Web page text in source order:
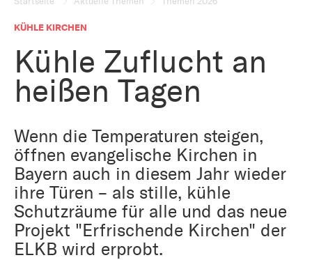
KÜHLE KIRCHEN
Kühle Zuflucht an
heißen Tagen
Wenn die Temperaturen steigen,
öffnen evangelische Kirchen in
Bayern auch in diesem Jahr wieder
ihre Türen – als stille, kühle
Schutzräume für alle und das neue
Projekt "Erfrischende Kirchen" der
ELKB wird erprobt.
Reformprozess PUK
Arbeiten bei der Kirche
Ökumene
Religion in der Schule
Kunst
Aktiv gegen Missbrauch
Bildung und Gesellschaft
Weltanschauungsfragen
Gegen Rechtsextremismus